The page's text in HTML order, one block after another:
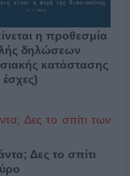
η προθεσμία
δηλώσεων
κατάστασης
Δες το σπίτι